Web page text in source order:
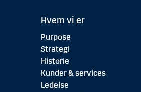
Hvem vi er
Purpose
Strategi
Historie
Kunder & services
Ledelse